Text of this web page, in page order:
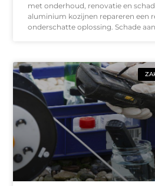
met onderhoud, renovatie en
aluminium kozijnen repareren een
onderschatte oplossing. Schade